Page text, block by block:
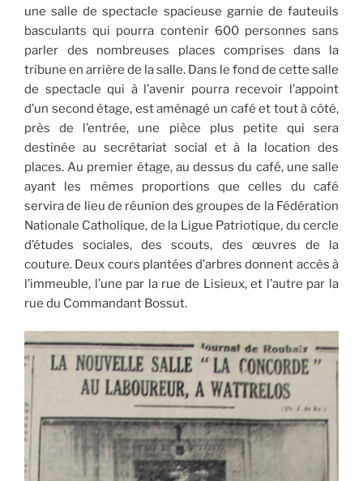
une salle de spectacle spacieuse garnie de fauteuils
basculants qui pourra contenir 600 personnes sans
parler des nombreuses places comprises dans la
tribune en arrière de la salle. Dans le fond de cette salle
de spectacle qui à l’avenir pourra recevoir l’appoint
d’un second étage, est aménagé un café et tout à côté,
près de l’entrée, une pièce plus petite qui sera
destinée au secrétariat social et à la location des
places. Au premier étage, au dessus du café, une salle
ayant les mêmes proportions que celles du café
servira de lieu de réunion des groupes de la Fédération
Nationale Catholique, de la Ligue Patriotique, du cercle
d’études sociales, des scouts, des œuvres de la
couture. Deux cours plantées d’arbres donnent accès à
l’immeuble, l’une par la rue de Lisieux, et l’autre par la
rue du Commandant Bossut.